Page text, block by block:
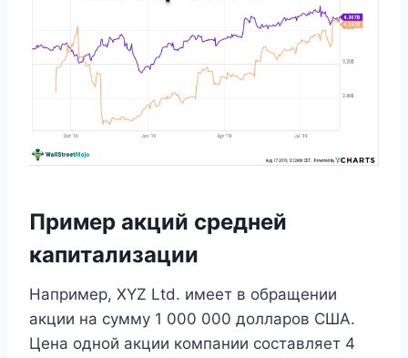
Пример акций средней
капитализации
Например, XYZ Ltd. имеет в обращении
акции на сумму 1 000 000 долларов США.
Цена одной акции компании составляет 4